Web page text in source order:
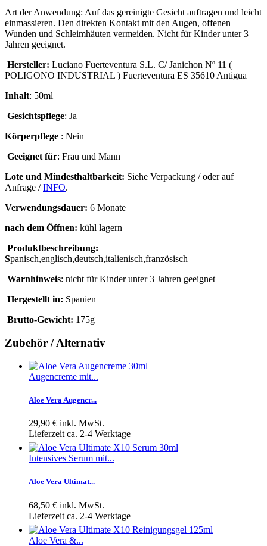
Art der Anwendung: Auf das gereinigte Gesicht auftragen und leicht
einmassieren. Den direkten Kontakt mit den Augen, offenen
Wunden und Schleimhäuten vermeiden. Nicht für Kinder unter 3
Jahren geeignet.
Hersteller: Luciano Fuerteventura S.L. C/ Janichon Nº 11 (
POLIGONO INDUSTRIAL ) Fuerteventura ES 35610 Antigua
Inhalt: 50ml
Gesichtspflege: Ja
Körperpflege : Nein
Geeignet für: Frau und Mann
Lote und Mindesthaltbarkeit: Siehe Verpackung / oder auf
Anfrage /INFO.
Verwendungsdauer: 6 Monate
nach dem Öffnen: kühl lagern
Produktbeschreibung:
Spanisch,englisch,deutsch,italienisch,französisch
Warnhinweis: nicht für Kinder unter 3 Jahren geeignet
Hergestellt in: Spanien
Brutto-Gewicht: 175g
Zubehör / Alternativ
Augencreme mit...
Aloe Vera Augencr...
29,90 € inkl. MwSt.
Lieferzeit ca. 2-4 Werktage
Intensives Serum mit...
Aloe Vera Ultimat...
68,50 € inkl. MwSt.
Lieferzeit ca. 2-4 Werktage
Aloe Vera &...